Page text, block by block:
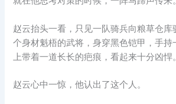
赵云抬头一看，只见一队骑兵向粮草仓库
个身材魁梧的武将，身穿黑色铠甲，手持
上带着一道长长的疤痕，看起来十分凶悍。
赵云心中一惊，他认出了这个人。